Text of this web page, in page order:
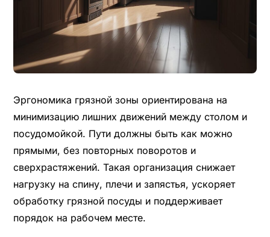
Эргономика грязной зоны ориентирована на
минимизацию лишних движений между столом и
посудомойкой. Пути должны быть как можно
прямыми, без повторных поворотов и
сверхрастяжений. Такая организация снижает
нагрузку на спину, плечи и запястья, ускоряет
обработку грязной посуды и поддерживает
порядок на рабочем месте.